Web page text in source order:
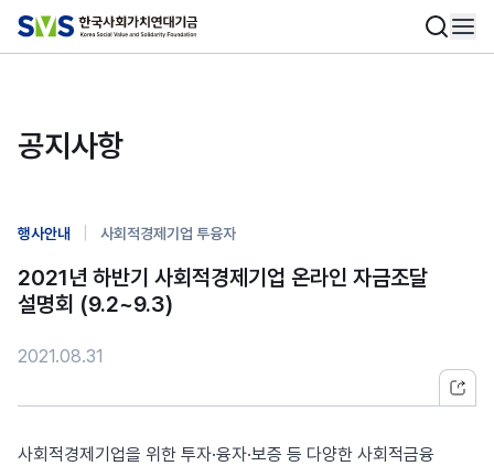
공지사항
행사안내 사회적경제기업 투융자
2021년 하반기 사회적경제기업 온라인 자금조달
설명회 (9.2~9.3)
2021.08.31
사회적경제기업을 위한 투자·융자·보증 등 다양한 사회적금융